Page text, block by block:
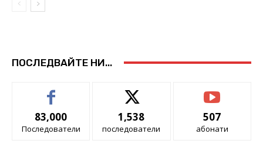
ПОСЛЕДВАЙТЕ НИ...
83,000
Последователи
1,538
последователи
507
абонати